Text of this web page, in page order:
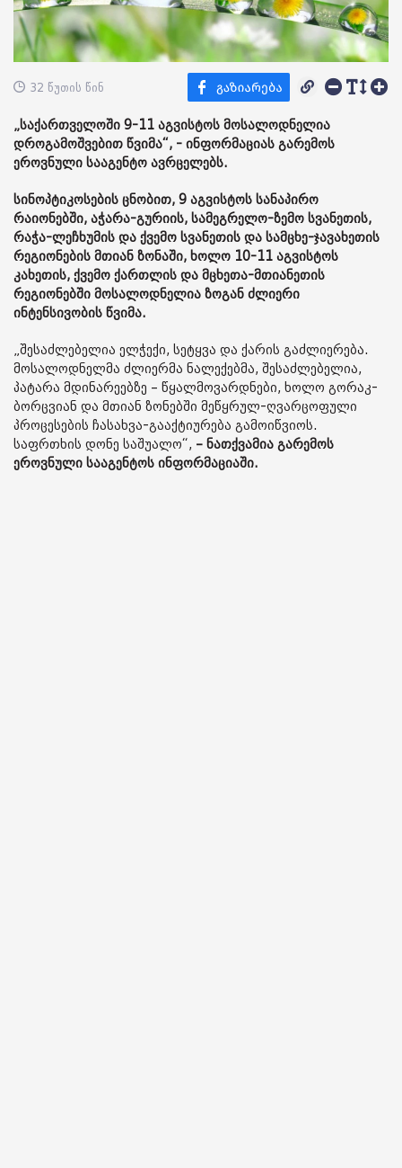
32 წუთის წინ
„საქართველოში 9-11 აგვისტოს მოსალოდნელია
დროგამოშვებით წვიმა“, - ინფორმაციას გარემოს
ეროვნული სააგენტო ავრცელებს.
სინოპტიკოსების ცნობით, 9 აგვისტოს სანაპირო
რაიონებში, აჭარა-გურიის, სამეგრელო-ზემო სვანეთის,
რაჭა-ლეჩხუმის და ქვემო სვანეთის და სამცხე-ჯავახეთის
რეგიონების მთიან ზონაში, ხოლო 10-11 აგვისტოს
კახეთის, ქვემო ქართლის და მცხეთა-მთიანეთის
რეგიონებში მოსალოდნელია ზოგან ძლიერი
ინტენსივობის წვიმა.
„შესაძლებელია ელჭექი, სეტყვა და ქარის გაძლიერება.
მოსალოდნელმა ძლიერმა ნალექებმა, შესაძლებელია,
პატარა მდინარეებზე – წყალმოვარდნები, ხოლო გორაკ-
ბორცვიან და მთიან ზონებში მეწყრულ-ღვარცოფული
პროცესების ჩასახვა-გააქტიურება გამოიწვიოს.
საფრთხის დონე საშუალო“, – ნათქვამია გარემოს
ეროვნული სააგენტოს ინფორმაციაში.